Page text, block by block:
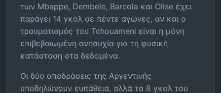
των Mbappe, Dembele, Barcola και Olise έχει
παράγει 14 γκολ σε πέντε αγώνες, αν και ο
τραυματισμός του Tchouameni είναι η μόνη
επιβεβαιωμένη ανησυχία για τη φυσική
κατάσταση στα δεδομένα.
Οι δύο αποδράσεις της Αργεντινής
υποδηλώνουν ευπάθεια, αλλά τα 8 γκολ του